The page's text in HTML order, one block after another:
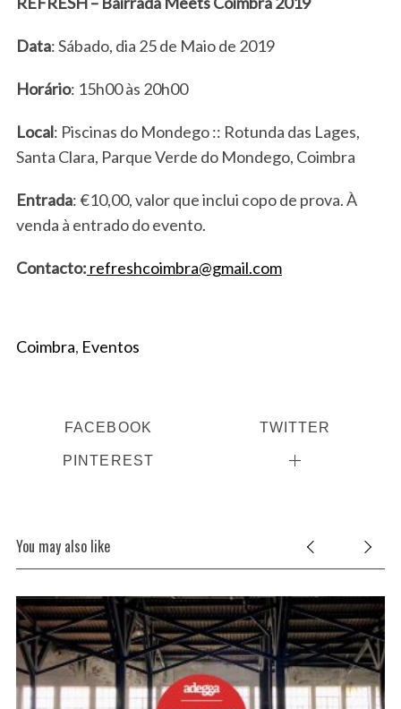
Data: Sábado, dia 25 de Maio de 2019
Horário: 15h00 às 20h00
Local: Piscinas do Mondego :: Rotunda das Lages,
Santa Clara, Parque Verde do Mondego, Coimbra
Entrada: €10,00, valor que inclui copo de prova. À
venda à entrado do evento.
Contacto: refreshcoimbra@gmail.com
Coimbra, Eventos
FACEBOOK TWITTER
PINTEREST
You may also like
r
h
o
: